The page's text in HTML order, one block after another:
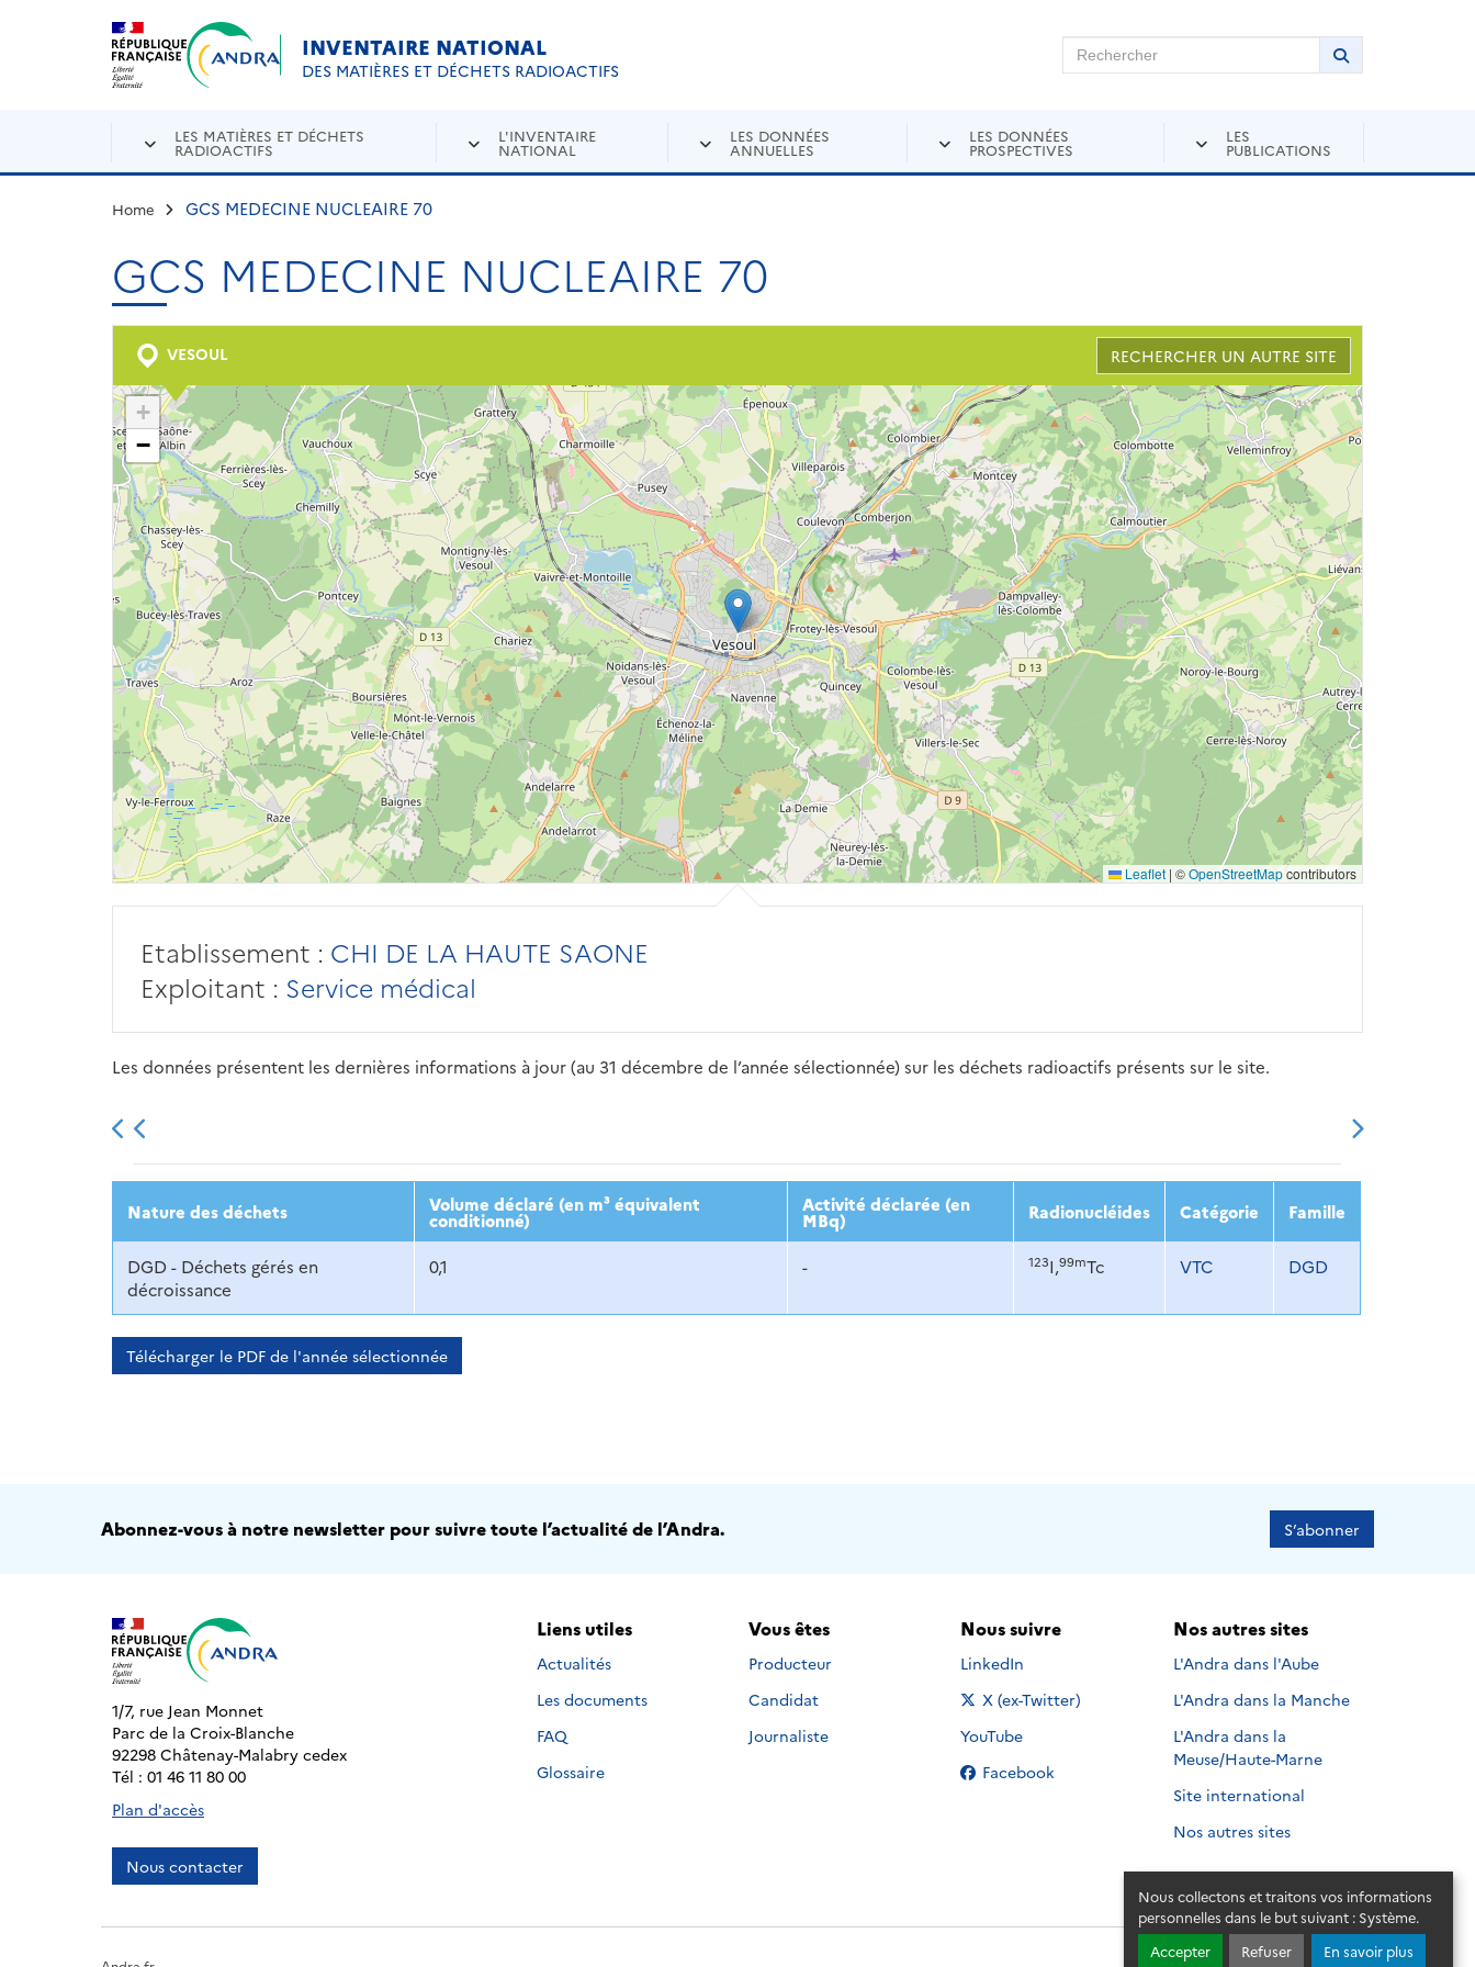
Nous collectons et traitons vos informations
personnelles dans le but suivant : Système.
Accepter
Refuser En savoir plus
Aller au contenu principal
INVENTAIRE NATIONAL
DES MATIÈRES ET DÉCHETS RADIOACTIFS
Rechercher sur Andra Inventaire Rechercher
Lancer la
LES MATIÈRES ET DÉCHETS
RADIOACTIFS
L'INVENTAIRE
NATIONAL
LES DONNÉES
ANNUELLES
LES DONNÉES
PROSPECTIVES
LES
PUBLICATIONS
Home GCS MEDECINE NUCLEAIRE 70
GCS MEDECINE NUCLEAIRE 70
VESOUL RECHERCHER UN AUTRE SITE
+
−
Leaflet | ©OpenStreetMapcontributors
Etablissement : CHI DE LA HAUTE SAONE
Exploitant : Service médical
Les données présentent les dernières informations à jour (au 31 décembre de l’année sélectionnée) sur les déchets radioactifs présents sur le site.
2013 2014 2015 2016 2017 2018 2019 2020 2021 2022 2023
Nature des déchets Volume déclaré (en m³ équivalent
conditionné)
Activité déclarée (en
MBq) Radionucléides Catégorie Famille
DGD - Déchets gérés en
décroissance
0,1 - 123I,99mTc VTC DGD
Télécharger le PDF de l'année sélectionnée
Abonnez-vous à notre newsletter pour suivre toute l’actualité de l’Andra. S’abonner
1/7, rue Jean Monnet
Parc de la Croix-Blanche
92298 Châtenay-Malabry cedex
Tél : 01 46 11 80 00
Plan d'accès
Nous contacter
Liens utiles
Actualités
Les documents
FAQ
Glossaire
Vous êtes
Producteur
Candidat
Journaliste
Nous suivre
Nous suivre sur
LinkedIn
Nous suivre sur
X (ex-Twitter)
Nous suivre sur
YouTube
Nous suivre sur
Facebook
Nos autres sites
L'Andra dans l'Aube
L'Andra dans la Manche
L'Andra dans la
Meuse/Haute-Marne
Site international
Nos autres sites